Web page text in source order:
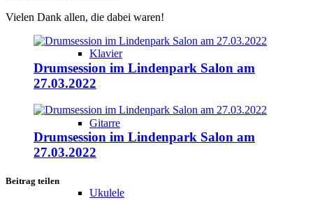
Klavier
Gitarre
Ukulele
Vielen Dank allen, die dabei waren!
Drumsession im Lindenpark Salon am
27.03.2022
Drumsession im Lindenpark Salon am
27.03.2022
Beitrag teilen